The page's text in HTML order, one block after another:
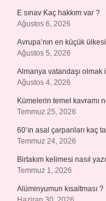
E sınav Kaç hakkım var ?
Ağustos 6, 2026
Avrupa’nın en küçük
Ağustos 5, 2026
Almanya vatandaşı
Ağustos 4, 2026
Kümelerin temel kavramı
Temmuz 25, 2026
60’ın asal çarpanları kaç
Temmuz 24, 2026
Birtakım kelimesi nasıl
Temmuz 1, 2026
Alüminyumun kısaltması ?